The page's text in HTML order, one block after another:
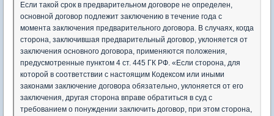
Если такой срок в предварительном договоре не определен,
основной договор подлежит заключению в течение года с
момента заключения предварительного договора. В случаях, когда
сторона, заключившая предварительный договор, уклоняется от
заключения основного договора, применяются положения,
предусмотренные пунктом 4 ст. 445 ГК РФ. «Если сторона, для
которой в соответствии с настоящим Кодексом или иными
законами заключение договора обязательно, уклоняется от его
заключения, другая сторона вправе обратиться в суд с
требованием о понуждении заключить договор, при этом сторона,